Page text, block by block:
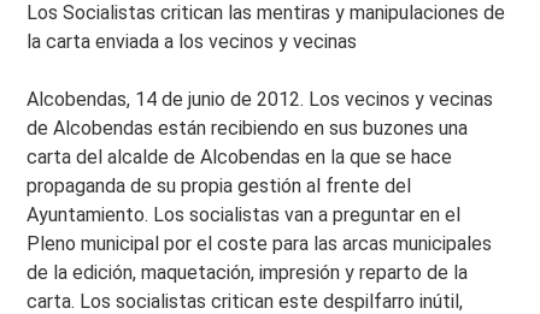
Los Socialistas critican las mentiras y manipulaciones de
la carta enviada a los vecinos y vecinas
Alcobendas, 14 de junio de 2012. Los vecinos y vecinas
de Alcobendas están recibiendo en sus buzones una
carta del alcalde de Alcobendas en la que se hace
propaganda de su propia gestión al frente del
Ayuntamiento. Los socialistas van a preguntar en el
Pleno municipal por el coste para las arcas municipales
de la edición, maquetación, impresión y reparto de la
carta. Los socialistas critican este despilfarro inútil,